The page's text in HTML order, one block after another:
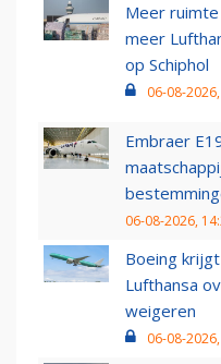
Meer
meer
op Schiphol
06-08-
Embraer
06-08-2026,
Boeing
Lufthansa
weigeren
06-08-